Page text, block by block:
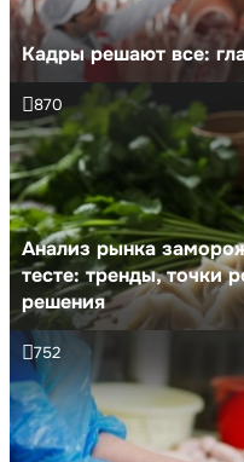
Кадры решают все:
Анализ рынка
тесте: тренды, точки
решения
870
752